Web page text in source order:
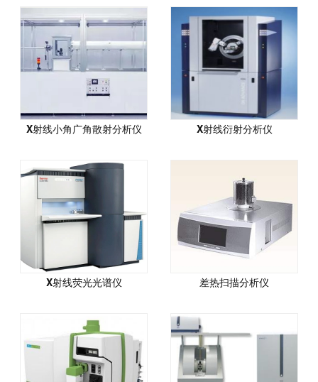
X射线小角广角散射分析仪 X射线衍射分析仪
X射线荧光光谱仪 差热扫描分析仪